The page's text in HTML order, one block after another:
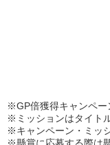
※GP倍獲得キャンペー
※ミッションはタイト
※キャンペーン・ミッ